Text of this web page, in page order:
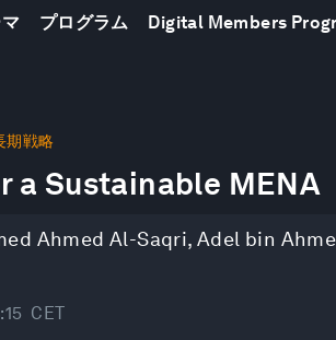
プログラム Digital Members
期戦略
a Sustainable MENA
Ahmed Al-Saqri,Adel bin
CET